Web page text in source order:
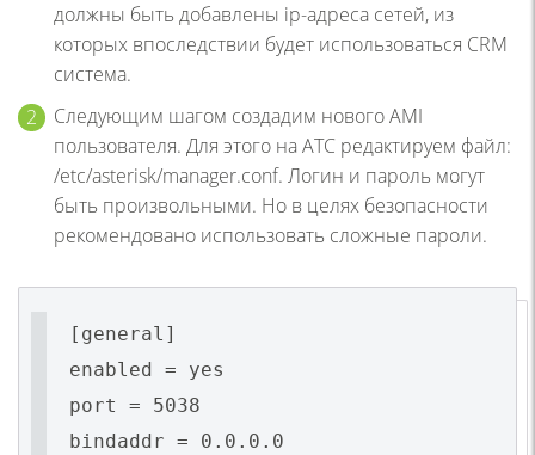
должны быть добавлены ip-адреса сетей, из
которых впоследствии будет использоваться CRM
система.
Следующим шагом создадим нового AMI
пользователя. Для этого на АТС редактируем файл:
/etc/asterisk/manager.conf. Логин и пароль могут
быть произвольными. Но в целях безопасности
рекомендовано использовать сложные пароли.
[general]
enabled = yes
port = 5038
bindaddr = 0.0.0.0